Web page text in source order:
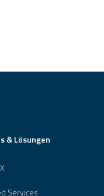
& Lösungen
Services